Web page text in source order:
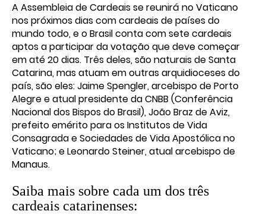
A Assembleia de Cardeais se reunirá no Vaticano
nos próximos dias com cardeais de países do
mundo todo, e o Brasil conta com sete cardeais
aptos a participar da votação que deve começar
em até 20 dias. Três deles, são naturais de Santa
Catarina, mas atuam em outras arquidioceses do
país, são eles: Jaime Spengler, arcebispo de Porto
Alegre e atual presidente da CNBB (Conferência
Nacional dos Bispos do Brasil), João Braz de Aviz,
prefeito emérito para os Institutos de Vida
Consagrada e Sociedades de Vida Apostólica no
Vaticano; e Leonardo Steiner, atual arcebispo de
Manaus.
Saiba mais sobre cada um dos três
cardeais catarinenses: